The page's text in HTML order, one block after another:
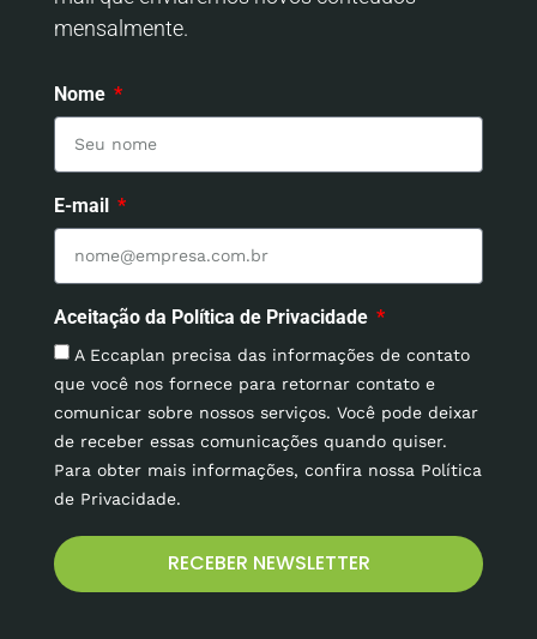
mensalmente.
Nome
E-mail
Aceitação da Política de Privacidade
A Eccaplan precisa das informações de contato
que você nos fornece para retornar contato e
comunicar sobre nossos serviços. Você pode deixar
de receber essas comunicações quando quiser.
Para obter mais informações, confira nossa Política
de Privacidade.
RECEBER NEWSLETTER